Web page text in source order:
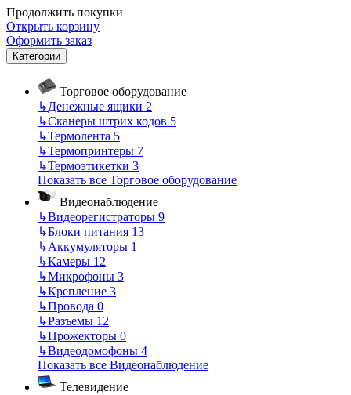
Продолжить покупки
Открыть корзину
Оформить заказ
Категории
Торговое оборудование
↳Денежные ящики 2
↳Сканеры штрих кодов 5
↳Термолента 5
↳Термопринтеры 7
↳Термоэтикетки 3
Показать все Торговое оборудование
Видеонаблюдение
↳Видеорегистраторы 9
↳Блоки питания 13
↳Аккумуляторы 1
↳Камеры 12
↳Микрофоны 3
↳Крепление 3
↳Провода 0
↳Разъемы 12
↳Прожекторы 0
↳Видеодомофоны 4
Показать все Видеонаблюдение
Телевидение